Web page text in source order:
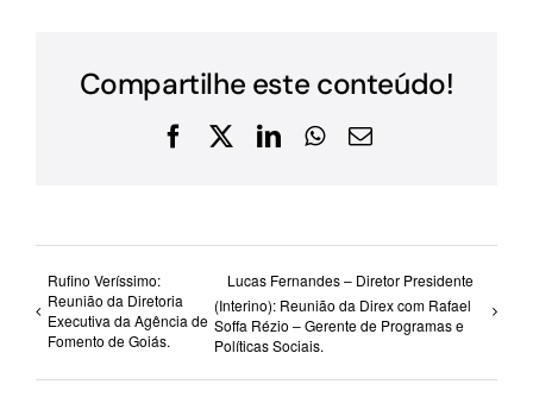
Compartilhe este conteúdo!
Facebook
X LinkedInWhatsApp
E-
Rufino Veríssimo:
Reunião da Diretoria
Executiva da Agência de
Fomento de Goiás.
Lucas Fernandes – Diretor Presidente
(Interino): Reunião da Direx com Rafael
Soffa Rézio – Gerente de Programas e
Políticas Sociais.